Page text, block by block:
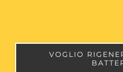
VOGLIO